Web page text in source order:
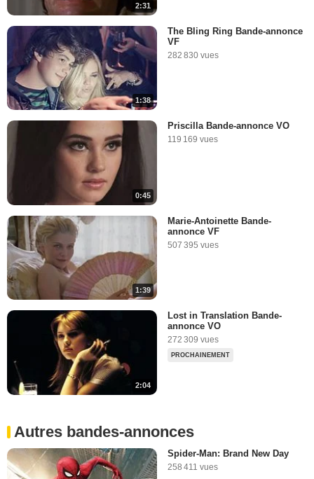
2:31
1:38
The Bling Ring Bande-annonce
VF
282 830 vues
0:45
Priscilla Bande-annonce VO
119 169 vues
1:39
Marie-Antoinette Bande-
annonce VF
507 395 vues
2:04
Lost in Translation Bande-
annonce VO
272 309 vues
PROCHAINEMENT
Autres bandes-annonces
Spider-Man: Brand New Day
258 411 vues